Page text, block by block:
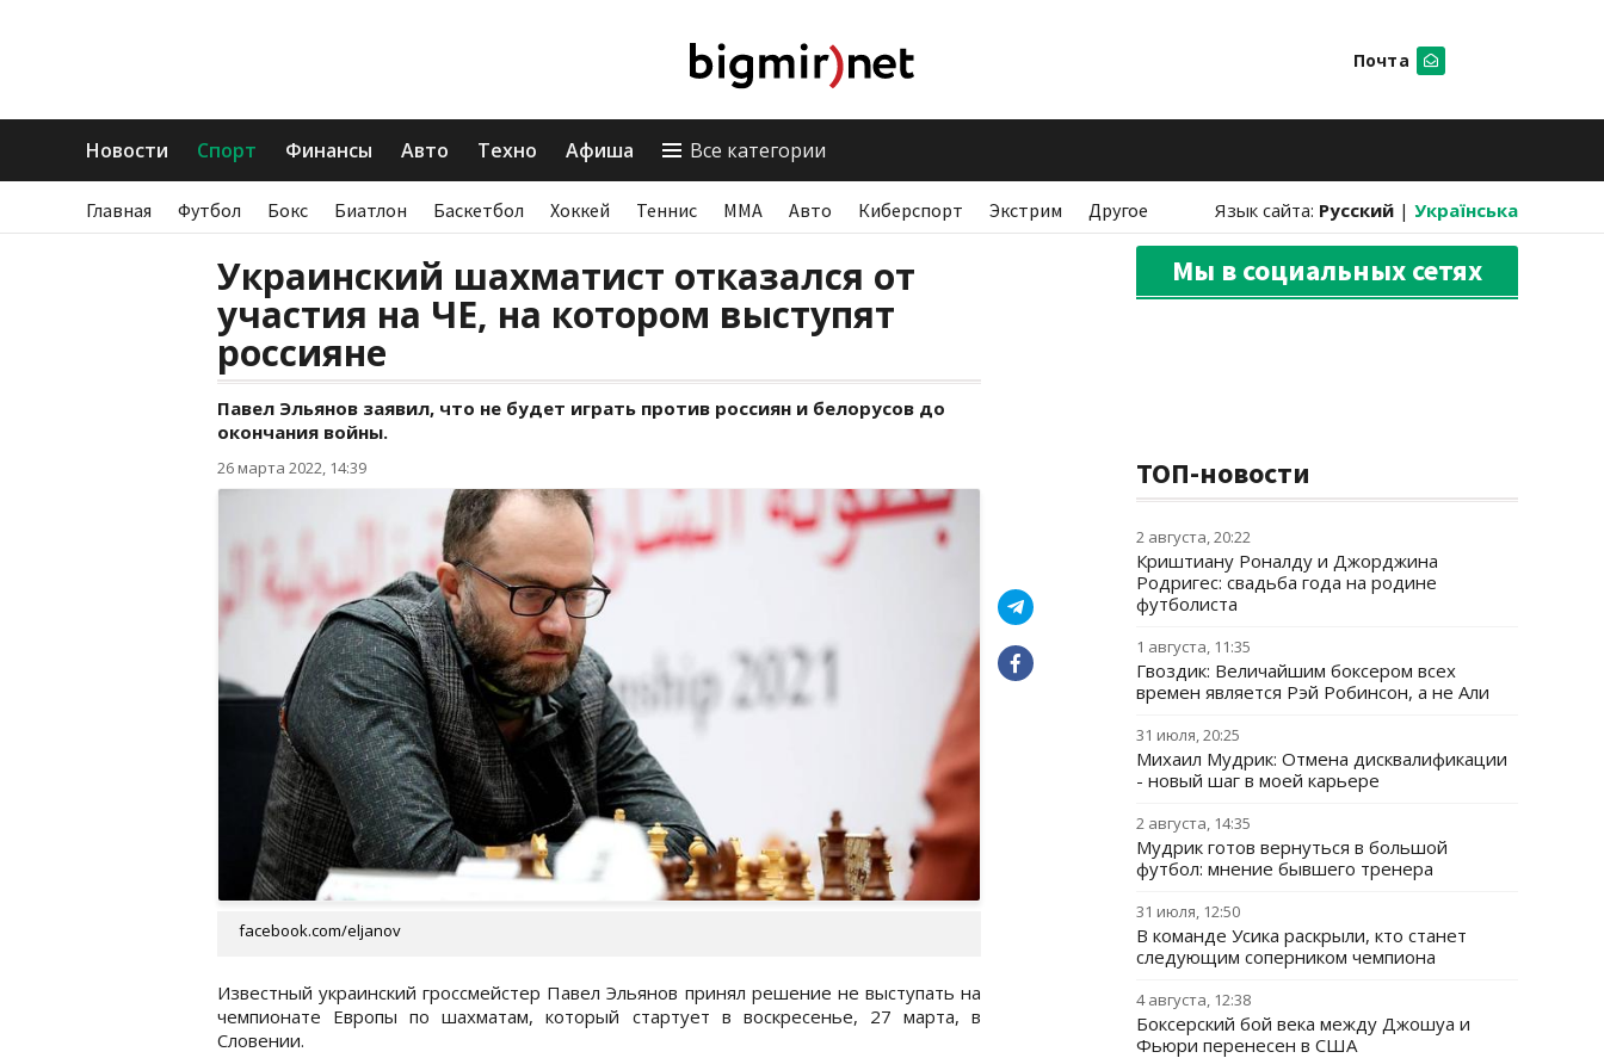
Почта
Новости Спорт Финансы Авто Техно Афиша Все категории
Главная Футбол Бокс Биатлон Баскетбол Хоккей Теннис ММА Авто Киберспорт Экстрим Другое Язык сайта: Русский | Українська
Украинский шахматист отказался от
участия на ЧЕ, на котором выступят
россияне
Павел Эльянов заявил, что не будет играть против россиян и белорусов до
окончания войны.
26 марта 2022, 14:39
facebook.com/eljanov
Известный украинский гроссмейстер Павел Эльянов принял решение не выступать на
чемпионате Европы по шахматам, который стартует в воскресенье, 27 марта, в
Словении.
Мы в социальных сетях
ТОП-новости
2 августа, 20:22
Криштиану Роналду и Джорджина
Родригес: свадьба года на родине
футболиста
1 августа, 11:35
Гвоздик: Величайшим боксером всех
времен является Рэй Робинсон, а не Али
31 июля, 20:25
Михаил Мудрик: Отмена дисквалификации
- новый шаг в моей карьере
2 августа, 14:35
Мудрик готов вернуться в большой
футбол: мнение бывшего тренера
31 июля, 12:50
В команде Усика раскрыли, кто станет
следующим соперником чемпиона
4 августа, 12:38
Боксерский бой века между Джошуа и
Фьюри перенесен в США